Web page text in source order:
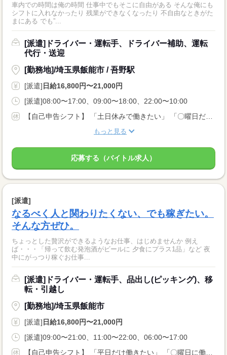
車内での時間は俺の時間 仕事中でもそこに自由がある そんな俺にも
シフトに入れなかったり 残業ができなくなったり 不自由なときがた
まにある でも”...
[派遣]ドライバー・運転手、ドライバー補助、運転
代行・送迎
[勤務地]/埼玉県飯能市 / 吾野駅
[派遣] 日給16,800円〜21,000円
[派遣]08:00〜17:00、09:00〜18:00、22:00〜10:00
もっと見る
応募する（バイトル求人）
[派遣]
なるべく人と関わりたくない、でも稼ぎたい。
そんな方ぜひ。
ちょっとした贅沢ができるようなお仕事、はじめませんか 例え
ば・・・「帰って飲む発泡酒がビールに 夕食にプラス1品」など 夜
中にがっつり稼ぐお仕事...
[派遣]ドライバー・運転手、品出し(ピッキング)、移
転・引越し
[勤務地]/埼玉県飯能市
[派遣] 日給16,800円〜21,000円
[派遣]09:00〜21:00、11:00〜22:00、06:00〜17:00